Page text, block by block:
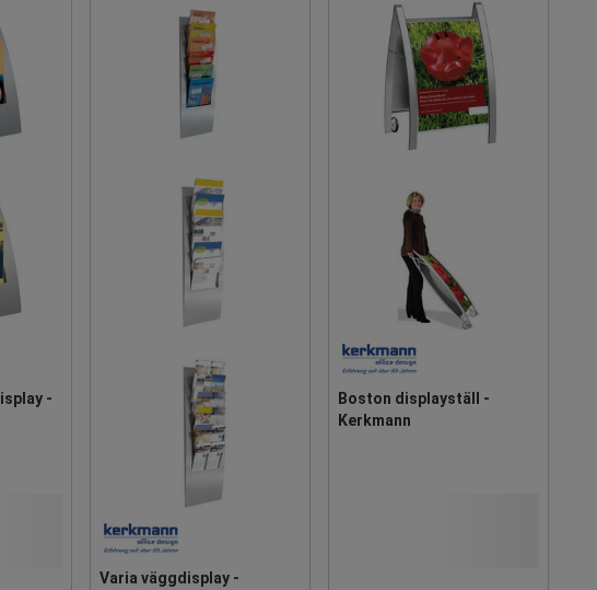
-
Varia väggdisplay -
Boston displayställ -
Kerkmann